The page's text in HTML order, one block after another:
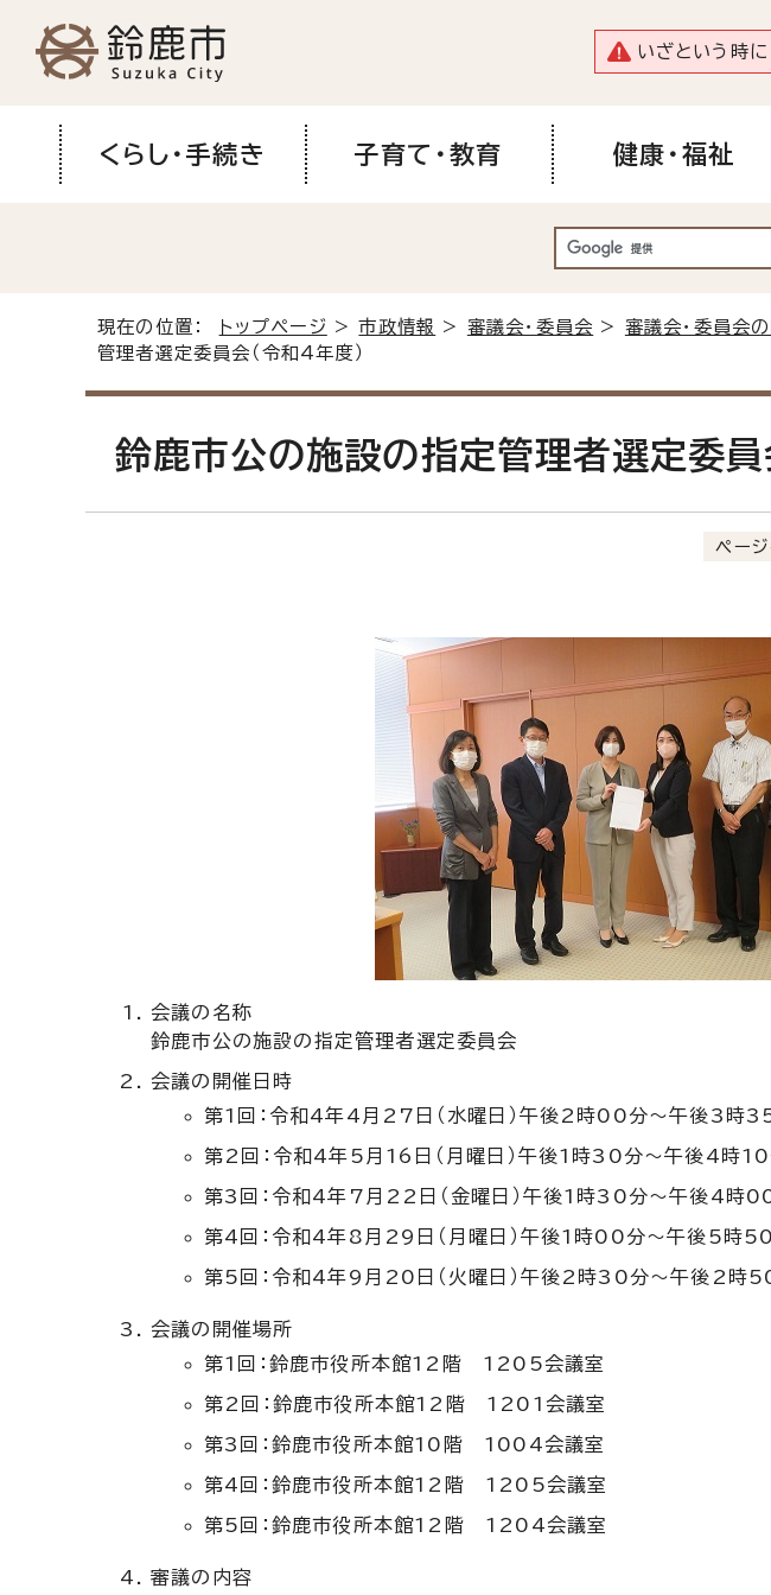
いざという時に
くらし・手続き 子育て・教育 健康・福祉
現在の位置： トップページ >市政情報 > 審議会・委員会 > 審議会・委員会
管理者選定委員会（令和4年度）
鈴鹿市公の施設の指定管理者選定委員
ペー
会議の名称
鈴鹿市公の施設の指定管理者選定委員会
会議の開催日時
第1回：令和4年4月27日（水曜日）午後2時00分～午後3時
第2回：令和4年5月16日（月曜日）午後1時30分～午後4時
第3回：令和4年7月22日（金曜日）午後1時30分～午後4時
第4回：令和4年8月29日（月曜日）午後1時00分～午後5時
第5回：令和4年9月20日（火曜日）午後2時30分～午後2時
会議の開催場所
第1回：鈴鹿市役所本館12階 1205会議室
第2回：鈴鹿市役所本館12階 1201会議室
第3回：鈴鹿市役所本館10階 1004会議室
第4回：鈴鹿市役所本館12階 1205会議室
第5回：鈴鹿市役所本館12階 1204会議室
審議の内容